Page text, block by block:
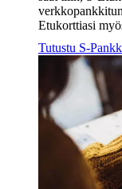
Etukorttiasi
Tutustu S-